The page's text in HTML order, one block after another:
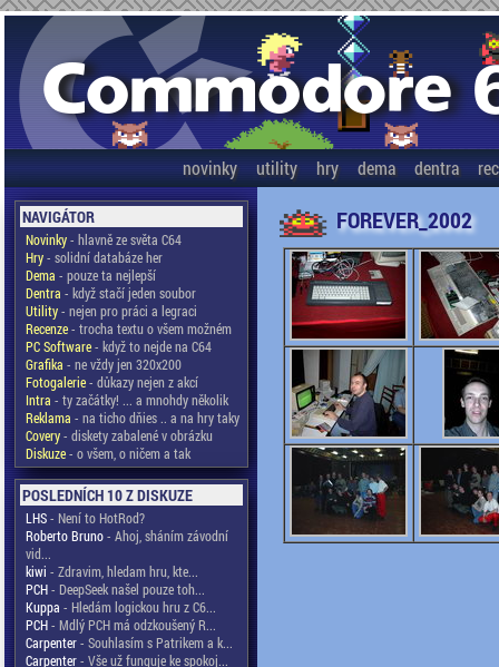
novinky utility hry dema dentra
NAVIGÁTOR
Novinky- hlavně ze světa C64
Hry- solidní databáze her
Dema - pouze ta nejlepší
Dentra - když stačí jeden soubor
Utility- nejen pro práci a legraci
Recenze- trocha textu o všem možném
PC Software- když to nejde na C64
Grafika - ne vždy jen 320x200
Fotogalerie- důkazy nejen z akcí
Intra - ty začátky! ... a mnohdy několik
Reklama - na ticho dňies .. a na hry taky
Covery- diskety zabalené v obrázku
Diskuze- o všem, o ničem a tak
POSLEDNÍCH 10 Z DISKUZE
LHS- Není to HotRod?
Roberto Bruno- Ahoj, sháním závodní
vid...
kiwi - Zdravim, hledam hru, kte...
PCH- DeepSeek našel pouze toh...
Kuppa - Hledám logickou hru z C6...
PCH- Mdlý PCH má odzkoušený R...
Carpenter- Souhlasím s Patrikem a k...
Carpenter- Vše už funguje ke spokoj...
FOREVER_2002